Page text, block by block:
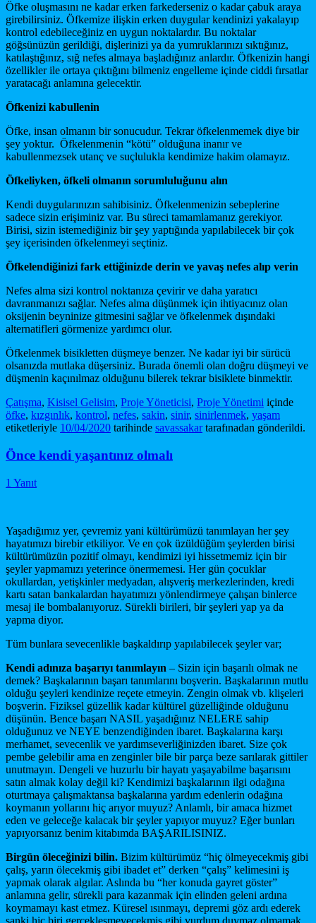
Öfke oluşmasını ne kadar erken farkederseniz o kadar çabuk araya
girebilirsiniz. Öfkemize ilişkin erken duygular kendinizi yakalayıp
kontrol edebileceğiniz en uygun noktalardır. Bu noktalar
göğsünüzün gerildiği, dişlerinizi ya da yumruklarınızı sıktığınız,
katılaştığınız, sığ nefes almaya başladığınız anlardır. Öfkenizin hangi
özellikler ile ortaya çıktığını bilmeniz engelleme içinde ciddi fırsatlar
yaratacağı anlamına gelecektir.
Öfkenizi kabullenin
Öfke, insan olmanın bir sonucudur. Tekrar öfkelenmemek diye bir
şey yoktur. Öfkelenmenin “kötü” olduğuna inanır ve
kabullenmezsek utanç ve suçlulukla kendimize hakim olamayız.
Öfkeliyken, öfkeli olmanın sorumluluğunu alın
Kendi duygularınızın sahibisiniz. Öfkelenmenizin sebeplerine
sadece sizin erişiminiz var. Bu süreci tamamlamanız gerekiyor.
Birisi, sizin istemediğiniz bir şey yaptığında yapılabilecek bir çok
şey içerisinden öfkelenmeyi seçtiniz.
Öfkelendiğinizi fark ettiğinizde derin ve yavaş nefes alıp verin
Nefes alma sizi kontrol noktanıza çevirir ve daha yaratıcı
davranmanızı sağlar. Nefes alma düşünmek için ihtiyacınız olan
oksijenin beyninize gitmesini sağlar ve öfkelenmek dışındaki
alternatifleri görmenize yardımcı olur.
Öfkelenmek bisikletten düşmeye benzer. Ne kadar iyi bir sürücü
olsanızda mutlaka düşersiniz. Burada önemli olan doğru düşmeyi ve
düşmenin kaçınılmaz olduğunu bilerek tekrar bisiklete binmektir.
Çatışma, Kisisel Gelisim, Proje Yöneticisi, Proje Yönetimi içinde
öfke, kızgınlık, kontrol, nefes, sakin, sinir, sinirlenmek, yaşam
etiketleriyle 10/04/2020 tarihinde savassakartarafınadan gönderildi.
Önce kendi yaşantınız olmalı
1 Yanıt
Yaşadığımız yer, çevremiz yani kültürümüzü tanımlayan her şey
hayatımızı birebir etkiliyor. Ve en çok üzüldüğüm şeylerden birisi
kültürümüzün pozitif olmayı, kendimizi iyi hissetmemiz için bir
şeyler yapmamızı yeterince önermemesi. Her gün çocuklar
okullardan, yetişkinler medyadan, alışveriş merkezlerinden, kredi
kartı satan bankalardan hayatımızı yönlendirmeye çalışan binlerce
mesaj ile bombalanıyoruz. Sürekli birileri, bir şeyleri yap ya da
yapma diyor.
Tüm bunlara sevecenlikle başkaldırıp yapılabilecek şeyler var;
Kendi adınıza başarıyı tanımlayın – Sizin için başarılı olmak ne
demek? Başkalarının başarı tanımlarını boşverin. Başkalarının mutlu
olduğu şeyleri kendinize reçete etmeyin. Zengin olmak vb. klişeleri
boşverin. Fiziksel güzellik kadar kültürel güzelliğinde olduğunu
düşünün. Bence başarı NASIL yaşadığınız NELERE sahip
olduğunuz ve NEYE benzendiğinden ibaret. Başkalarına karşı
merhamet, sevecenlik ve yardımseverliğinizden ibaret. Size çok
pembe gelebilir ama en zenginler bile bir parça beze sarılarak gittiler
unutmayın. Dengeli ve huzurlu bir hayatı yaşayabilme başarısını
satın almak kolay değil ki? Kendimizi başkalarının ilgi odağına
oturtmaya çalışmaktansa başkalarına yardım edenlerin odağına
koymanın yollarını hiç arıyor muyuz? Anlamlı, bir amaca hizmet
eden ve geleceğe kalacak bir şeyler yapıyor muyuz? Eğer bunları
yapıyorsanız benim kitabımda BAŞARILISINIZ.
Birgün öleceğinizi bilin. Bizim kültürümüz “hiç ölmeyecekmiş gibi
çalış, yarın ölecekmiş gibi ibadet et” derken “çalış” kelimesini iş
yapmak olarak algılar. Aslında bu “her konuda gayret göster”
anlamına gelir, sürekli para kazanmak için elinden geleni ardına
koymamayı kast etmez. Küresel ısınmayı, depremi göz ardı ederek
sanki hiç biri gerçekleşmeyecekmiş gibi vurdum duymaz olmamak